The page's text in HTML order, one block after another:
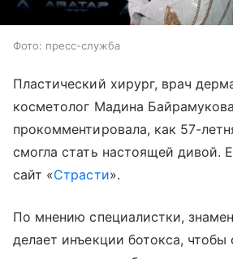
Фото: пресс-служба
Пластический хирург, врач
косметолог Мадина Байрамукова
прокомментировала, как 57-
смогла стать настоящей дивой.
сайт «Страсти».
По мнению специалистки,
делает инъекции ботокса, чтобы